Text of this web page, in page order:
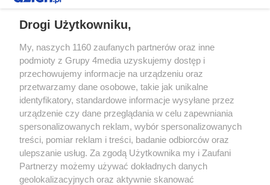
Redakcja Reklama Prywatność
Praca Łódź
the:protocol
Drogi Użytkowniku,
My, naszych 1160 zaufanych partnerów oraz inne
podmioty z Grupy 4media uzyskujemy dostęp i
przechowujemy informacje na urządzeniu oraz
przetwarzamy dane osobowe, takie jak unikalne
identyfikatory, standardowe informacje wysyłane przez
urządzenie czy dane przeglądania w celu zapewniania
spersonalizowanych reklam, wybór spersonalizowanych
treści, pomiar reklam i treści, badanie odbiorców oraz
ulepszanie usług. Za zgodą Użytkownika my i Zaufani
Partnerzy możemy używać dokładnych danych
geolokalizacyjnych oraz aktywnie skanować